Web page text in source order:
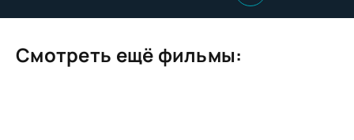
Смотреть ещё фильмы: